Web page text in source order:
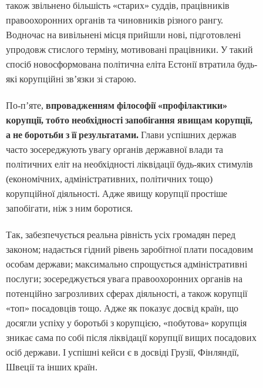
також звільнено більшість «старих» суддів, працівників
правоохоронних органів та чиновників різного рангу.
Водночас на вивільнені місця прийшли нові, підготовлені
упродовж стислого терміну, мотивовані працівники. У такий
спосіб новосформована політична еліта Естонії втратила будь-
які корупційні зв’язки зі старою.
По-п’яте, впровадженням філософії «профілактики»
корупції, тобто необхідності запобігання явищам корупції,
а не боротьби з її результатами. Глави успішних держав
часто зосереджують увагу органів державної влади та
політичних еліт на необхідності ліквідації будь-яких стимулів
(економічних, адміністративних, політичних тощо)
корупційної діяльності. Адже явищу корупції простіше
запобігати, ніж з ним боротися.
Так, забезпечується реальна рівність усіх громадян перед
законом; надається гідний рівень заробітної плати посадовим
особам держави; максимально спрощується адміністративні
послуги; зосереджується увага правоохоронних органів на
потенційно загрозливих сферах діяльності, а також корупції
«топ» посадовців тощо. Адже як показує досвід країн, що
досягли успіху у боротьбі з корупцією, «побутова» корупція
зникає сама по собі після ліквідації корупції вищих посадових
осіб держави. І успішні кейси є в досвіді Грузії, Фінляндії,
Швеції та інших країн.